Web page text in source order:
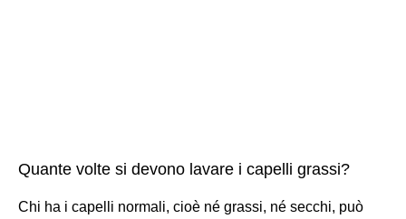
Quante volte si devono lavare i capelli grassi?
Chi ha i capelli normali, cioè né grassi, né secchi, può